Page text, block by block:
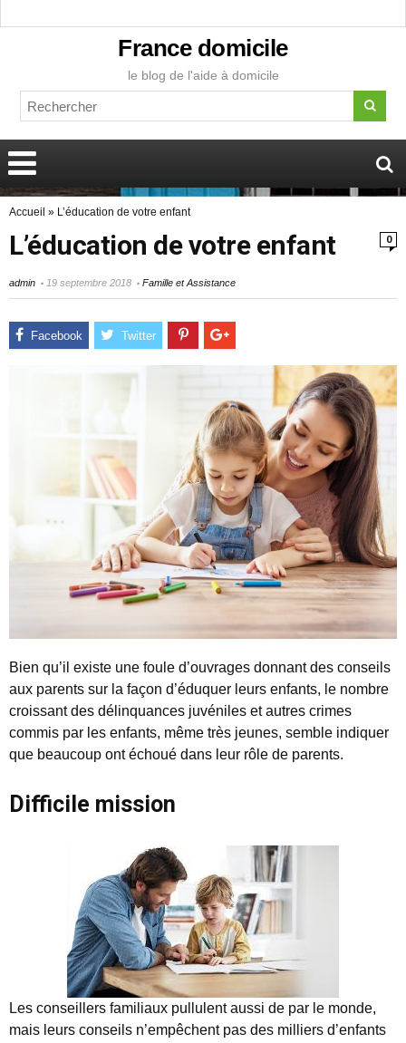
France domicile
le blog de l'aide à domicile
Accueil » L’éducation de votre enfant
0
L’éducation de votre enfant
admin 19 septembre 2018 Famille et Assistance
Bien qu’il existe une foule d’ouvrages donnant des conseils
aux parents sur la façon d’éduquer leurs enfants, le nombre
croissant des délinquances juvéniles et autres crimes
commis par les enfants, même très jeunes, semble indiquer
que beaucoup ont échoué dans leur rôle de parents.
Difficile mission
Les conseillers familiaux pullulent aussi de par le monde,
mais leurs conseils n’empêchent pas des milliers d’enfants